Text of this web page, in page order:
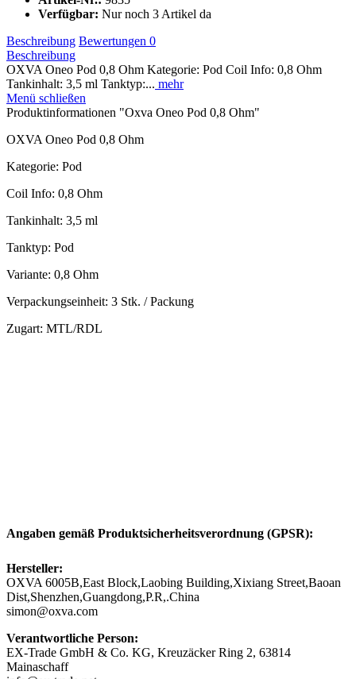
Verfügbar: Nur noch 3 Artikel da
Beschreibung Bewertungen 0
Beschreibung
OXVA Oneo Pod 0,8 Ohm Kategorie: Pod Coil Info: 0,8 Ohm
Tankinhalt: 3,5 ml Tanktyp:... mehr
Menü schließen
Produktinformationen "Oxva Oneo Pod 0,8 Ohm"
OXVA Oneo Pod 0,8 Ohm
Kategorie: Pod
Coil Info: 0,8 Ohm
Tankinhalt: 3,5 ml
Tanktyp: Pod
Variante: 0,8 Ohm
Verpackungseinheit: 3 Stk. / Packung
Zugart: MTL/RDL
Angaben gemäß Produktsicherheitsverordnung (GPSR):
Hersteller:
OXVA 6005B,East Block,Laobing Building,Xixiang Street,Baoan
Dist,Shenzhen,Guangdong,P.R,.China
simon@oxva.com
Verantwortliche Person:
EX-Trade GmbH & Co. KG, Kreuzäcker Ring 2, 63814
Mainaschaff